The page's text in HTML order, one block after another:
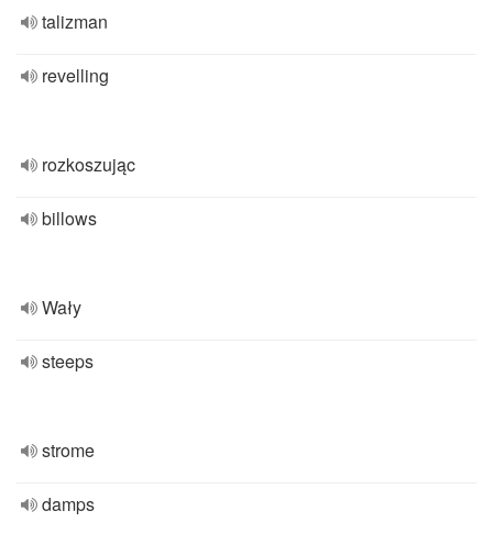
talizman
revelling
rozkoszując
billows
Wały
steeps
strome
damps